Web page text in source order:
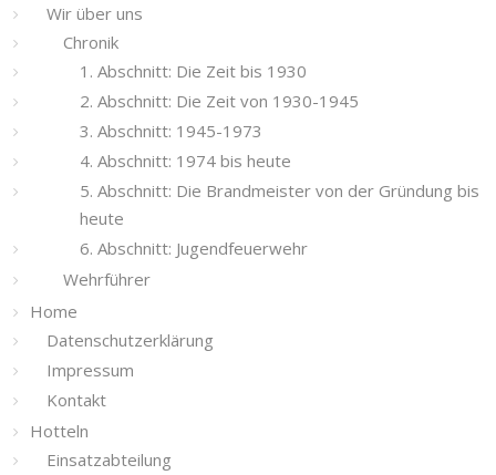
Wir über uns
Chronik
1. Abschnitt: Die Zeit bis 1930
2. Abschnitt: Die Zeit von 1930-1945
3. Abschnitt: 1945-1973
4. Abschnitt: 1974 bis heute
5. Abschnitt: Die Brandmeister von der Gründung bis
heute
6. Abschnitt: Jugendfeuerwehr
Wehrführer
Home
Datenschutzerklärung
Impressum
Kontakt
Hotteln
Einsatzabteilung